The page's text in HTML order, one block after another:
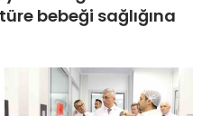
bebeği sağlığına